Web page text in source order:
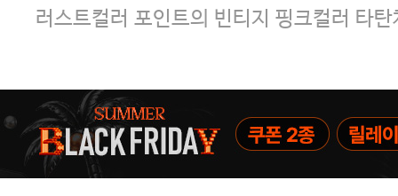
[썸머블프] 1만원 할인 쿠폰(8.1~31)
러스트컬러 포인트의 빈티지 핑크컬러 타